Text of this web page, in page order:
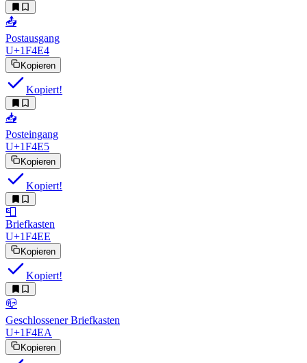
📤
Postausgang
U+1F4E4
Kopieren
Kopiert!
📥
Posteingang
U+1F4E5
Kopieren
Kopiert!
📮
Briefkasten
U+1F4EE
Kopieren
Kopiert!
📪
Geschlossener Briefkasten
U+1F4EA
Kopieren